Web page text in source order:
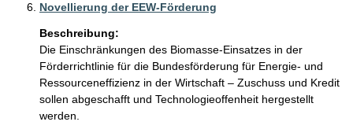
Novellierung der EEW-Förderung
Beschreibung:
Die Einschränkungen des Biomasse-Einsatzes in der
Förderrichtlinie für die Bundesförderung für Energie- und
Ressourceneffizienz in der Wirtschaft – Zuschuss und Kredit
sollen abgeschafft und Technologieoffenheit hergestellt
werden.